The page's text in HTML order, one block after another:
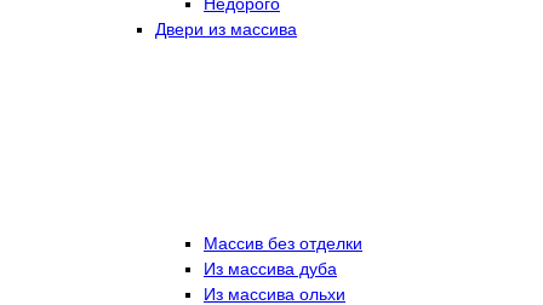
Двери из массива
Массив без отделки
Из массива дуба
Из массива ольхи